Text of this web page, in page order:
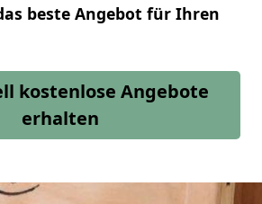
beste Angebot für Ihren
kostenlose Angebote
erhalten